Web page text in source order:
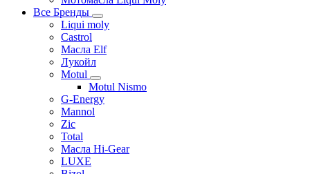
Все Бренды
Liqui moly
Castrol
Масла Elf
Лукойл
Motul
Motul Nismo
G-Energy
Mannol
Zic
Total
Масла Hi-Gear
LUXE